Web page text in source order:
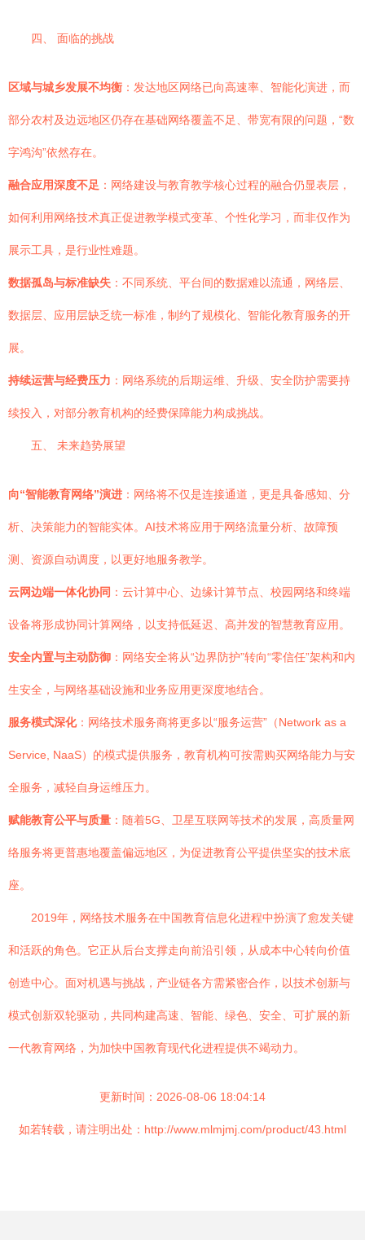
四、 面临的挑战
区域与城乡发展不均衡 ：发达地区网络已向高速率、智能化演进，而
部分农村及边远地区仍存在基础网络覆盖不足、带宽有限的问题，“数
字鸿沟”依然存在。
融合应用深度不足 ：网络建设与教育教学核心过程的融合仍显表层，
如何利用网络技术真正促进教学模式变革、个性化学习，而非仅作为
展示工具，是行业性难题。
数据孤岛与标准缺失 ：不同系统、平台间的数据难以流通，网络层、
数据层、应用层缺乏统一标准，制约了规模化、智能化教育服务的开
展。
持续运营与经费压力 ：网络系统的后期运维、升级、安全防护需要持
续投入，对部分教育机构的经费保障能力构成挑战。
五、 未来趋势展望
向“智能教育网络”演进 ：网络将不仅是连接通道，更是具备感知、分
析、决策能力的智能实体。AI技术将应用于网络流量分析、故障预
测、资源自动调度，以更好地服务教学。
云网边端一体化协同 ：云计算中心、边缘计算节点、校园网络和终端
设备将形成协同计算网络，以支持低延迟、高并发的智慧教育应用。
安全内置与主动防御 ：网络安全将从“边界防护”转向“零信任”架构和内
生安全，与网络基础设施和业务应用更深度地结合。
服务模式深化：网络技术服务商将更多以“服务运营”（Network as a
Service, NaaS）的模式提供服务，教育机构可按需购买网络能力与安
全服务，减轻自身运维压力。
赋能教育公平与质量 ：随着5G、卫星互联网等技术的发展，高质量网
络服务将更普惠地覆盖偏远地区，为促进教育公平提供坚实的技术底
座。
2019年，网络技术服务在中国教育信息化进程中扮演了愈发关键
和活跃的角色。它正从后台支撑走向前沿引领，从成本中心转向价值
创造中心。面对机遇与挑战，产业链各方需紧密合作，以技术创新与
模式创新双轮驱动，共同构建高速、智能、绿色、安全、可扩展的新
一代教育网络，为加快中国教育现代化进程提供不竭动力。
更新时间：2026-08-06 18:04:14
如若转载，请注明出处：http://www.mlmjmj.com/product/43.html